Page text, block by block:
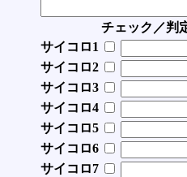
チェック／判
サイコロ1
サイコロ2
サイコロ3
サイコロ4
サイコロ5
サイコロ6
サイコロ7